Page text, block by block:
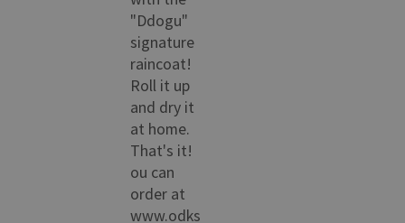
"Ddogu"
signature
raincoat!
Roll it up
and dry it
at home.
That's it!
ou can
order at
www.odks